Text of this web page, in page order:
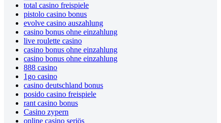
total casino freispiele
pistolo casino bonus
evolve casino auszahlung
casino bonus ohne einzahlung
live roulette casino
casino bonus ohne einzahlung
casino bonus ohne einzahlung
888 casino
1go casino
casino deutschland bonus
posido casino freispiele
rant casino bonus
Casino zypern
online casino seriös